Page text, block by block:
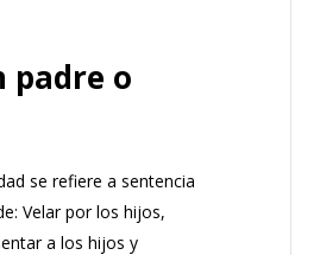
padre o
se refiere a sentencia
Velar por los hijos,
a los hijos y